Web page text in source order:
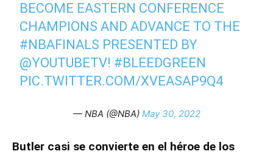
BECOME EASTERN CONFERENCE
CHAMPIONS AND ADVANCE TO THE
#NBAFINALS PRESENTED BY
@YOUTUBETV! #BLEEDGREEN
PIC.TWITTER.COM/XVEASAP9Q4
— NBA (@NBA) May 30, 2022
Butler casi se convierte en el héroe de los